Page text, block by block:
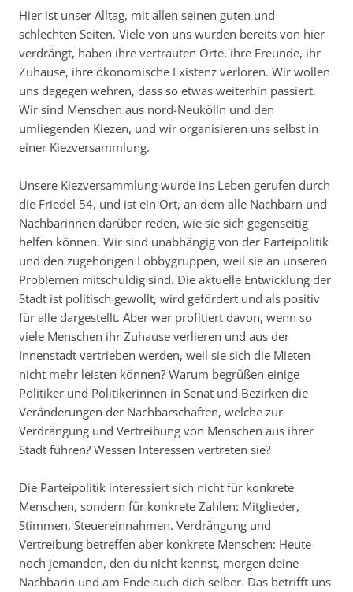
Hier ist unser Alltag, mit allen seinen guten und
schlechten Seiten. Viele von uns wurden bereits von hier
verdrängt, haben ihre vertrauten Orte, ihre Freunde, ihr
Zuhause, ihre ökonomische Existenz verloren. Wir wollen
uns dagegen wehren, dass so etwas weiterhin passiert.
Wir sind Menschen aus nord-Neukölln und den
umliegenden Kiezen, und wir organisieren uns selbst in
einer Kiezversammlung.
Unsere Kiezversammlung wurde ins Leben gerufen durch
die Friedel 54, und ist ein Ort, an dem alle Nachbarn und
Nachbarinnen darüber reden, wie sie sich gegenseitig
helfen können. Wir sind unabhängig von der Parteipolitik
und den zugehörigen Lobbygruppen, weil sie an unseren
Problemen mitschuldig sind. Die aktuelle Entwicklung der
Stadt ist politisch gewollt, wird gefördert und als positiv
für alle dargestellt. Aber wer profitiert davon, wenn so
viele Menschen ihr Zuhause verlieren und aus der
Innenstadt vertrieben werden, weil sie sich die Mieten
nicht mehr leisten können? Warum begrüßen einige
Politiker und Politikerinnen in Senat und Bezirken die
Veränderungen der Nachbarschaften, welche zur
Verdrängung und Vertreibung von Menschen aus ihrer
Stadt führen? Wessen Interessen vertreten sie?
Die Parteipolitik interessiert sich nicht für konkrete
Menschen, sondern für konkrete Zahlen: Mitglieder,
Stimmen, Steuereinnahmen. Verdrängung und
Vertreibung betreffen aber konkrete Menschen: Heute
noch jemanden, den du nicht kennst, morgen deine
Nachbarin und am Ende auch dich selber. Das betrifft uns